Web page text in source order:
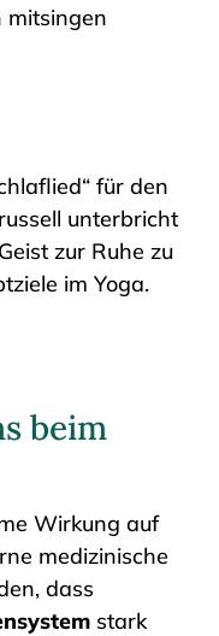
mitsingen
für den
unterbricht
zur Ruhe zu
im Yoga.
beim
Wirkung auf
medizinische
dass
stark